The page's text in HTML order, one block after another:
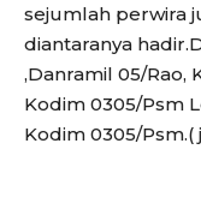
sejumlah perwira
diantaranya
,Danramil 05/Rao,
Kodim 0305/Psm
Kodim 0305/Psm.(